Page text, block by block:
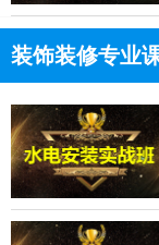
装饰装修专业
点击免费咨询